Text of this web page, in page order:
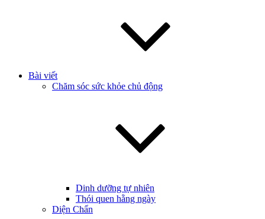
Bài viết
Chăm sóc sức khỏe chủ động
Dinh dưỡng tự nhiên
Thói quen hằng ngày
Diện Chẩn